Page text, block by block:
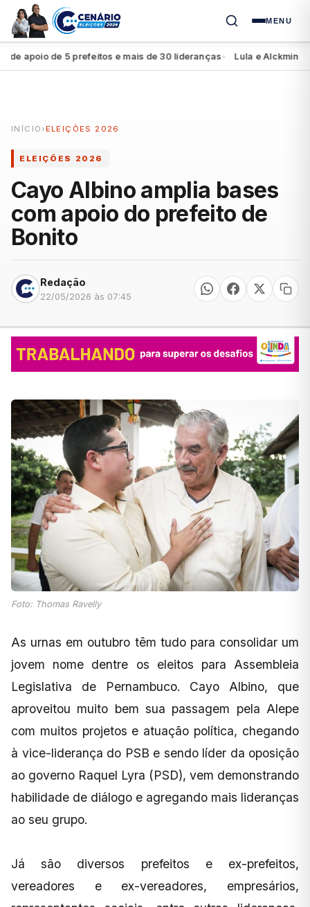
MENU
de 5 prefeitos e mais de 30 lideranças● Lula e Alckmin
INÍCIO ›ELEIÇÕES 2026
ELEIÇÕES 2026
Cayo Albino amplia bases
com apoio do prefeito de
Bonito
Redação
22/05/2026 às 07:45
Foto: Thomas Ravelly
As urnas em outubro têm tudo para consolidar um
jovem nome dentre os eleitos para Assembleia
Legislativa de Pernambuco. Cayo Albino, que
aproveitou muito bem sua passagem pela Alepe
com muitos projetos e atuação política, chegando
à vice-liderança do PSB e sendo líder da oposição
ao governo Raquel Lyra (PSD), vem demonstrando
habilidade de diálogo e agregando mais lideranças
ao seu grupo.
Já são diversos prefeitos e ex-prefeitos,
vereadores e ex-vereadores, empresários,